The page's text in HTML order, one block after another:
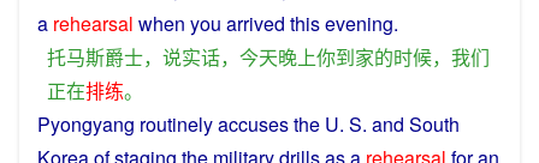
a rehearsal when you arrived thisevening.
托马斯爵士， 说实话， 今天晚上你到家的时候， 我们
正在排练。
Pyongyang routinelyaccusesthe U. S. and South